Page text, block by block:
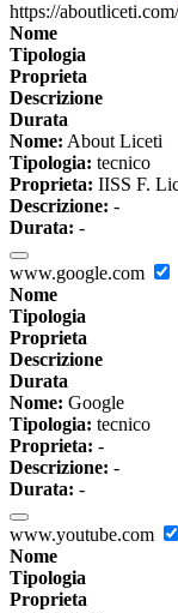
https://
Nome
Tipologia
Proprieta
Descrizione
Durata
Nome: About Liceti
Tipologia: tecnico
Proprieta: IISS F.
Descrizione: -
Durata: -
www.google.com
Nome
Tipologia
Proprieta
Descrizione
Durata
Nome: Google
Tipologia: tecnico
Proprieta: -
Descrizione: -
Durata: -
www.youtube.com
Nome
Tipologia
Proprieta